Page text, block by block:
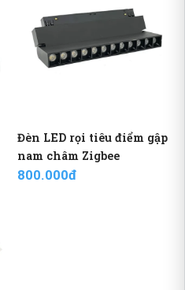
Đèn LED rọi tiêu điểm gập
nam châm Zigbee
800.000đ